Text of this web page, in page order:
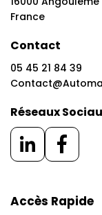
France
Contact
05 45 21 84 39
Réseaux
Accès Rapide